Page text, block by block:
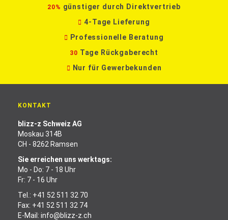
20% günstiger durch Direktvertrieb
4-Tage Lieferung
Professionelle Beratung
30 Tage Rückgaberecht
Nur für Gewerbekunden
KONTAKT
blizz-z Schweiz AG
Moskau 314B
CH - 8262 Ramsen
Sie erreichen uns werktags:
Mo - Do: 7 - 18 Uhr
Fr: 7 - 16 Uhr
Tel.: +41 52 511 32 70
Fax: +41 52 511 32 74
E-Mail: info@blizz-z.ch